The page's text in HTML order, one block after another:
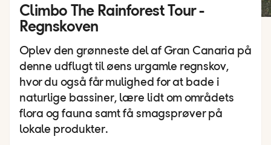
Climbo The Rainforest Tour -
Regnskoven
Oplev den grønneste del af Gran Canaria på
denne udflugt til øens urgamle regnskov,
hvor du også får mulighed for at bade i
naturlige bassiner, lære lidt om områdets
flora og fauna samt få smagsprøver på
lokale produkter.